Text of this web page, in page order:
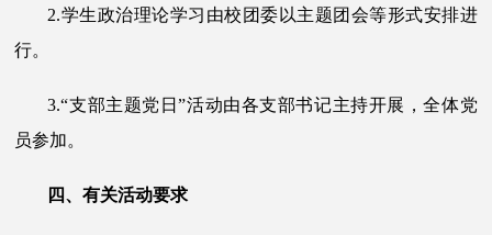
2.学生政治理论学习由校团委以主题团会等形式安排进
行。
3.“支部主题党日”活动由各支部书记主持开展，全体党
员参加。
四、有关活动要求